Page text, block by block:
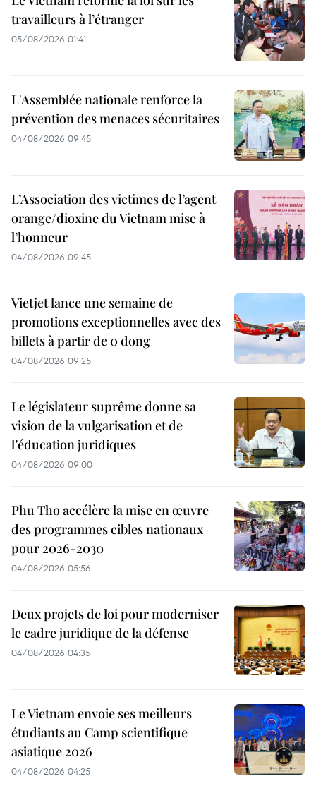
travailleurs à l’étranger
05/08/2026 01:41
L'Assemblée nationale renforce la
prévention des menaces sécuritaires
04/08/2026 09:45
L’Association des victimes de l’agent
orange/dioxine du Vietnam mise à
l’honneur
04/08/2026 09:45
Vietjet lance une semaine de
promotions exceptionnelles avec des
billets à partir de 0 dong
04/08/2026 09:25
Le législateur suprême donne sa
vision de la vulgarisation et de
l’éducation juridiques
04/08/2026 09:00
Phu Tho accélère la mise en œuvre
des programmes cibles nationaux
pour 2026-2030
04/08/2026 05:56
Deux projets de loi pour moderniser
le cadre juridique de la défense
04/08/2026 04:35
Le Vietnam envoie ses meilleurs
étudiants au Camp scientifique
asiatique 2026
04/08/2026 04:25